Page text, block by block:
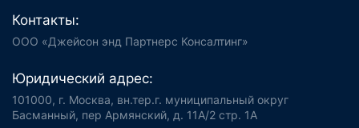
Контакты:
ООО «Джейсон энд Партнерс Консалтинг»
Юридический адрес:
101000, г. Москва, вн.тер.г. муниципальный округ
Басманный, пер Армянский, д. 11А/2 стр. 1А